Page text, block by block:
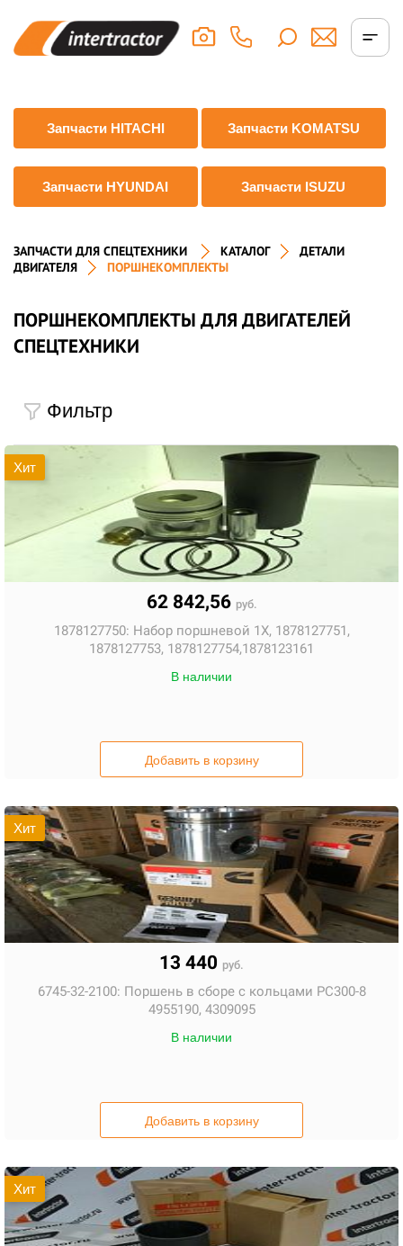
Запчасти HITACHI Запчасти KOMATSU
Запчасти HYUNDAI Запчасти ISUZU
ЗАПЧАСТИ ДЛЯ СПЕЦТЕХНИКИ КАТАЛОГ
ДЕТАЛИ
ДВИГАТЕЛЯ
ПОРШНЕКОМПЛЕКТЫ
ПОРШНЕКОМПЛЕКТЫ ДЛЯ ДВИГАТЕЛЕЙ
СПЕЦТЕХНИКИ
Фильтр
Хит
62 842,56 руб.
1878127750: Набор поршневой 1X, 1878127751,
1878127753, 1878127754,1878123161
В наличии
Добавить в корзину
Хит
13 440 руб.
6745-32-2100: Поршень в сборе с кольцами PC300-8
4955190, 4309095
В наличии
Добавить в корзину
Хит